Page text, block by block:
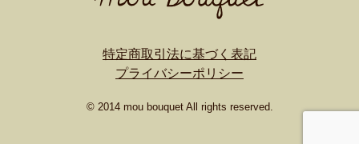
特定商取引法に基づく表記
プライバシーポリシー
© 2014 mou bouquet All rights reserved.